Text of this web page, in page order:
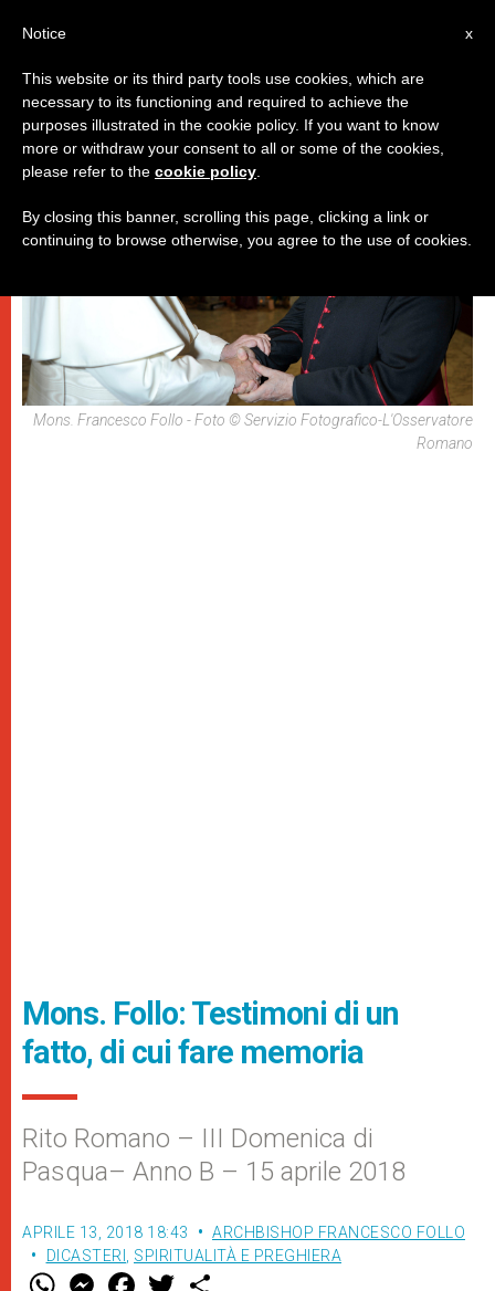
DICASTERI,SPIRITUALITÀ E PREGHIERA
Mons. Francesco Follo - Foto © Servizio Fotografico-L'Osservatore
Romano
Mons. Follo: Testimoni di un
fatto, di cui fare memoria
Rito Romano – III Domenica di
Pasqua– Anno B – 15 aprile 2018
APRILE 13, 2018 18:43
ARCHBISHOP FRANCESCO FOLLO
DICASTERI SPIRITUALITÀ E PREGHIERA
W M F
x
Notice
This website or its third party tools use cookies, which are
necessary to its functioning and required to achieve the
purposes illustrated in the cookie policy. If you want to know
more or withdraw your consent to all or some of the cookies,
please refer to the cookie policy
By closing this banner, scrolling this page, clicking a link or
continuing to browse otherwise, you agree to the use of cookies.